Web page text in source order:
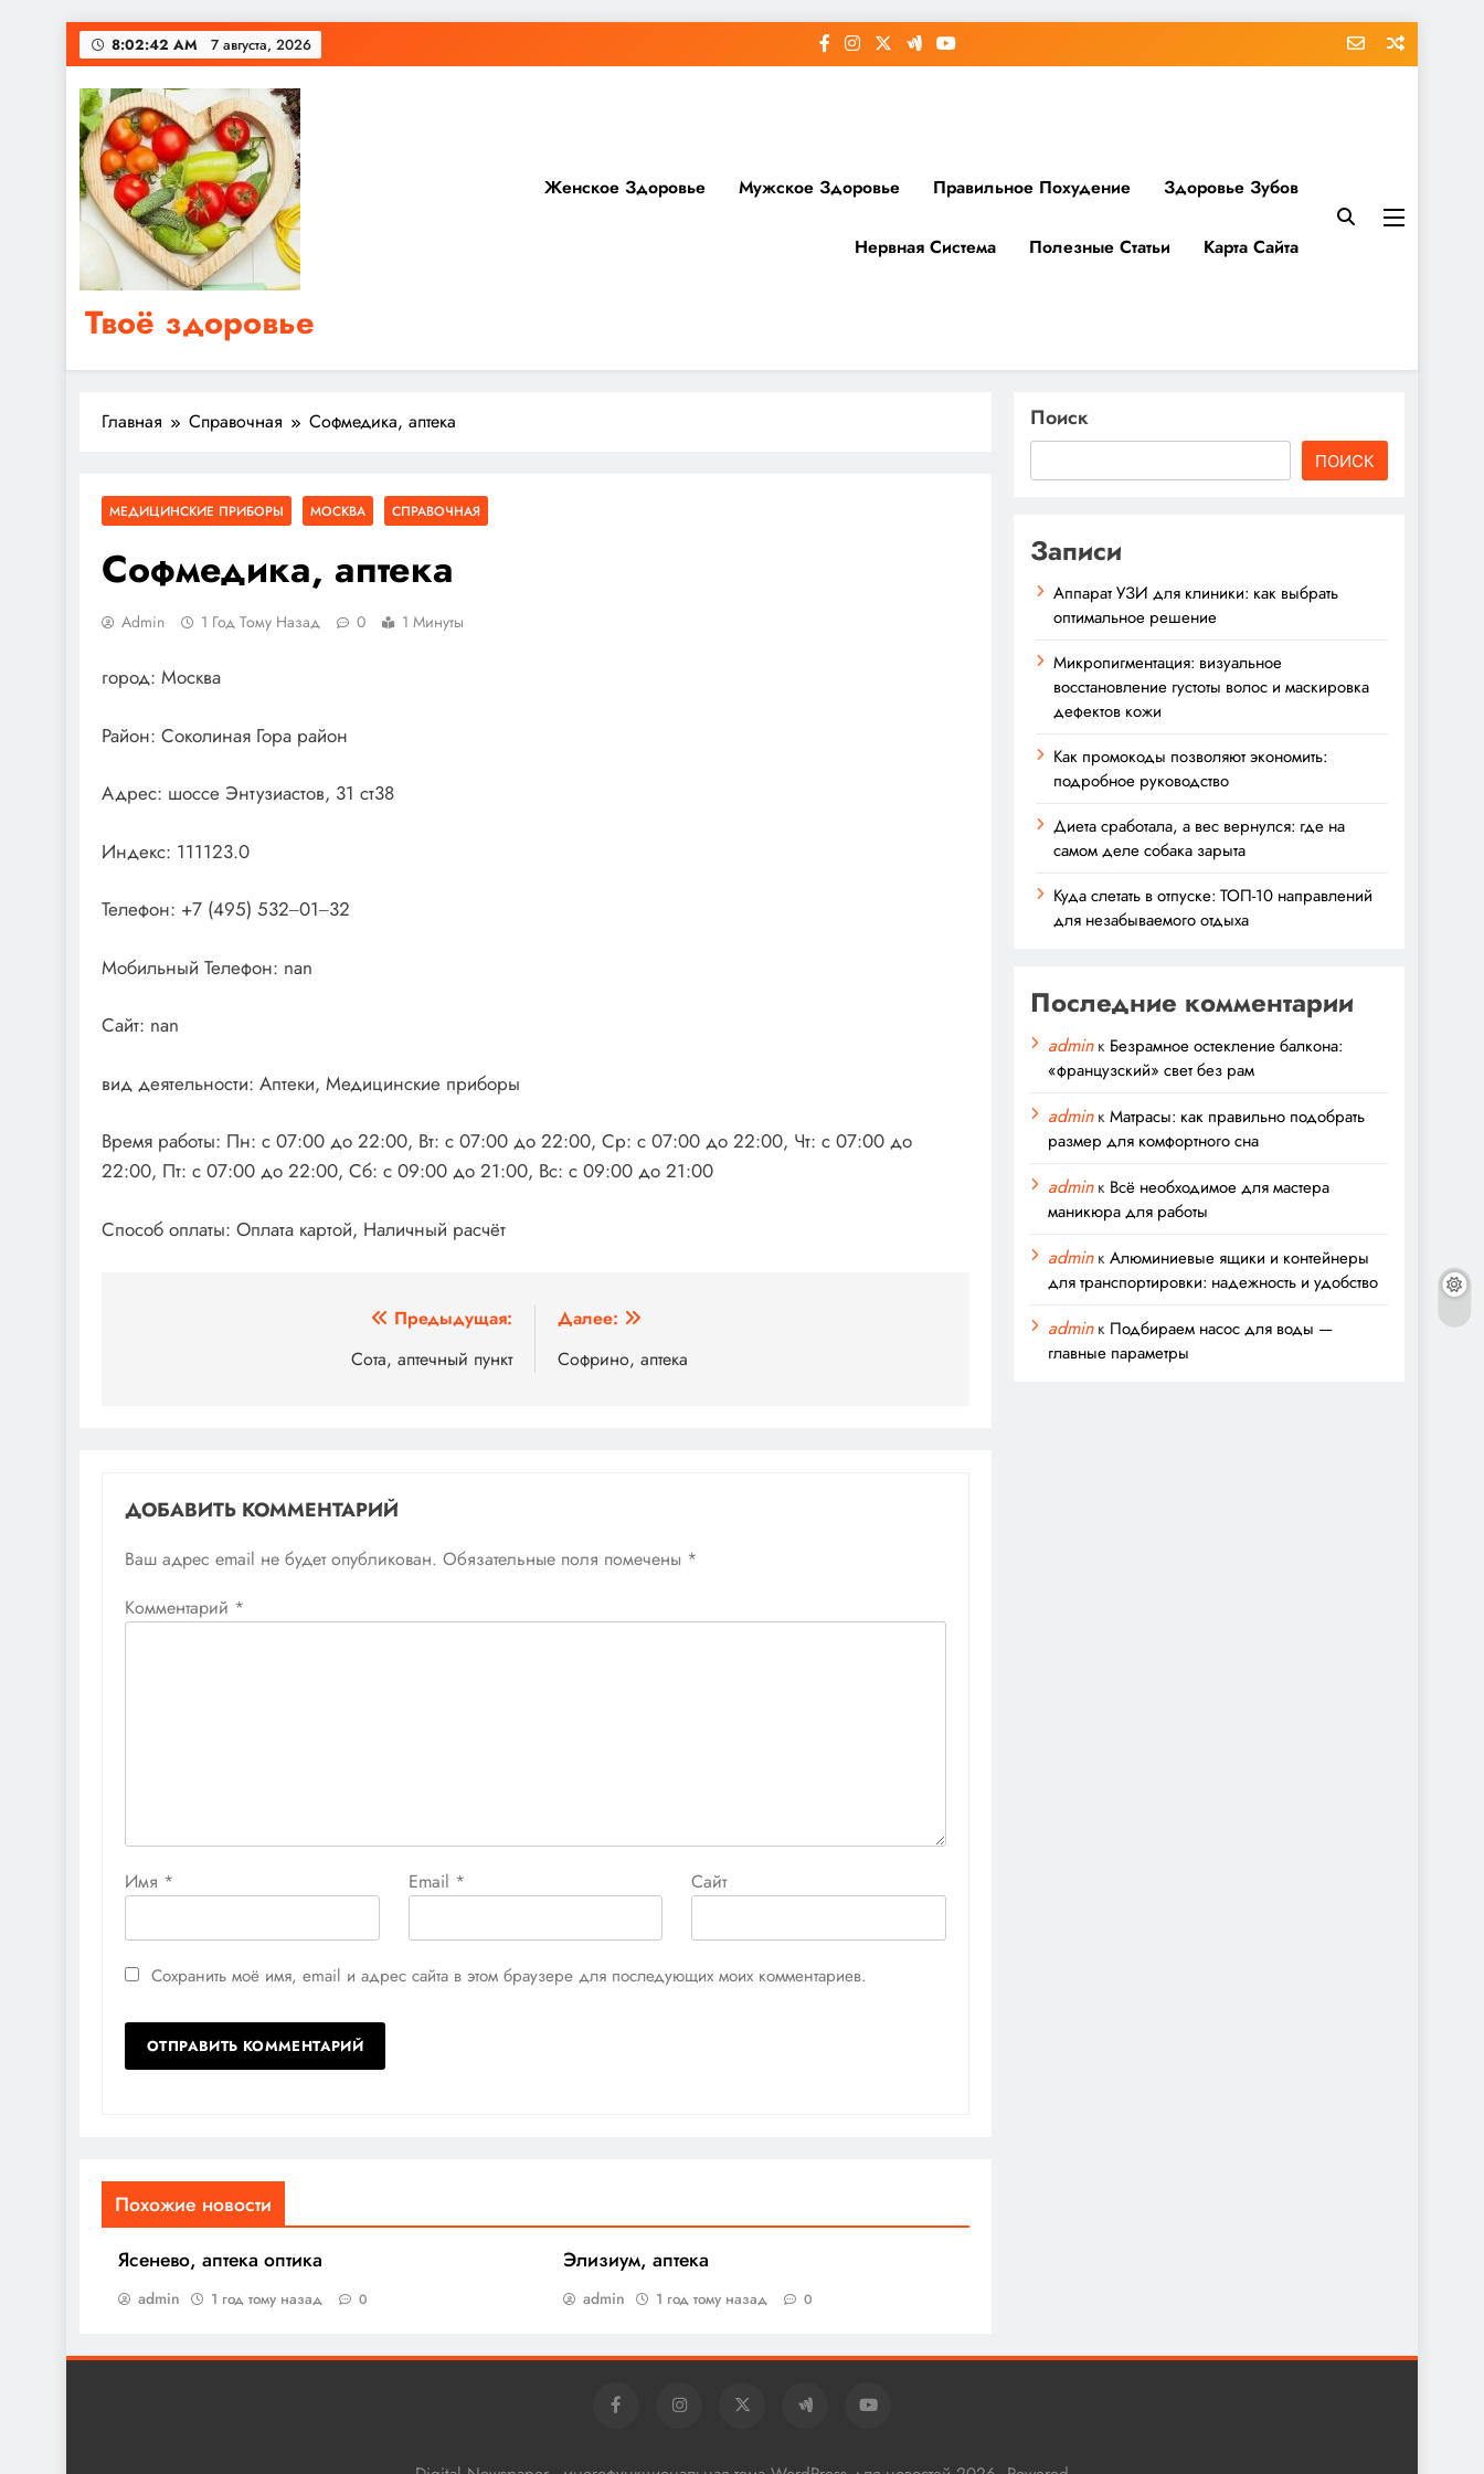
Перейти
к
содержимому
8:02:42 AM 7 августа, 2026
Твоё здоровье
Сайт о правильном питании, женском и мужском здоровье
Женское Здоровье Мужское Здоровье Правильное Похудение Здоровье Зубов
Нервная Система Полезные Статьи Карта Сайта
Главная Справочная Софмедика, аптека
МЕДИЦИНСКИЕ ПРИБОРЫ МОСКВА СПРАВОЧНАЯ
Софмедика, аптека
Admin 1 Год Тому Назад 0 1 Минуты
город: Москва
Район: Соколиная Гора район
Адрес: шоссе Энтузиастов, 31 ст38
Индекс: 111123.0
Телефон: +7 (495) 532‒01‒32
Мобильный Телефон: nan
Сайт: nan
вид деятельности: Аптеки, Медицинские приборы
Время работы: Пн: с 07:00 до 22:00, Вт: с 07:00 до 22:00, Ср: с 07:00 до 22:00, Чт: с 07:00 до
22:00, Пт: с 07:00 до 22:00, Сб: с 09:00 до 21:00, Вс: с 09:00 до 21:00
Способ оплаты: Оплата картой, Наличный расчёт
Предыдущая:
Сота, аптечный пункт
Далее:
Софрино, аптека
ДОБАВИТЬ КОММЕНТАРИЙ
Ваш адрес email не будет опубликован. Обязательные поля помечены *
Комментарий *
Имя * Email * Сайт
Сохранить моё имя, email и адрес сайта в этом браузере для последующих моих комментариев.
Похожие новости
Ясенево, аптека оптика
admin 1 год тому назад 0
Элизиум, аптека
admin 1 год тому назад 0
Поиск
ПОИСК
Записи
Аппарат УЗИ для клиники: как выбрать
оптимальное решение
Микропигментация: визуальное
восстановление густоты волос и маскировка
дефектов кожи
Как промокоды позволяют экономить:
подробное руководство
Диета сработала, а вес вернулся: где на
самом деле собака зарыта
Куда слетать в отпуске: ТОП-10 направлений
для незабываемого отдыха
Последние комментарии
adminк Безрамное остекление балкона:
«французский» свет без рам
adminкМатрасы: как правильно подобрать
размер для комфортного сна
adminк Всё необходимое для мастера
маникюра для работы
adminкАлюминиевые ящики и контейнеры
для транспортировки: надежность и удобство
adminк Подбираем насос для воды —
главные параметры